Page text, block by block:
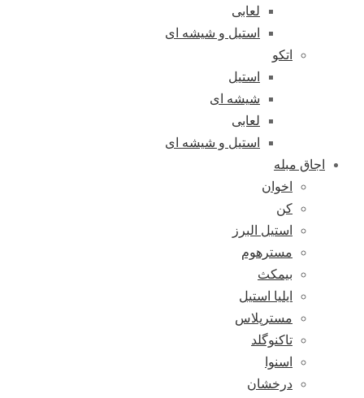
لعابی
استیل و شیشه ای
اتکو
استیل
شیشه ای
لعابی
استیل و شیشه ای
اجاق مبله
اخوان
کن
استیل البرز
مسترهوم
بیمکث
ایلیا استیل
مسترپلاس
تاکنوگلد
اسنوا
درخشان